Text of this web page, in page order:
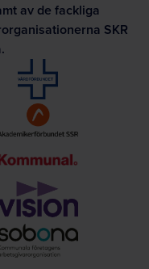
av de fackliga
SKR